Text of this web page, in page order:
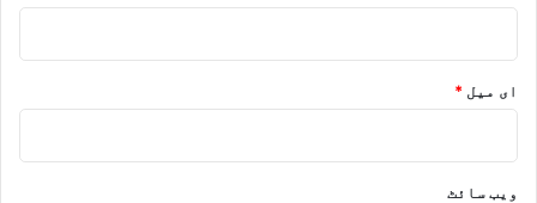
ای میل *
ویب‌ سائٹ